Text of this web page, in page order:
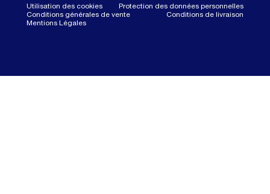
Utilisation des cookies
Protection des données personnelles
Conditions générales de vente
Conditions de livraison
Mentions Légales